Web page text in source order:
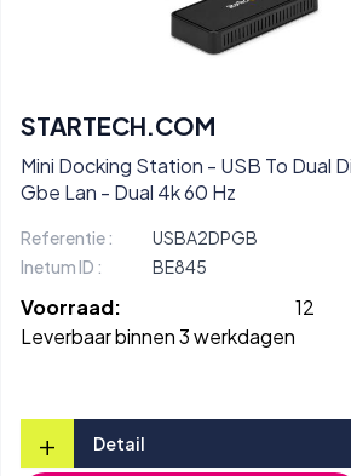
STARTECH.COM
Mini Docking Station - USB To Dual
Gbe Lan - Dual 4k 60 Hz
Referentie :
USBA2DPGB
Inetum ID :
BE845
Voorraad:
12
Leverbaar binnen 3 werkdagen
+ Detail